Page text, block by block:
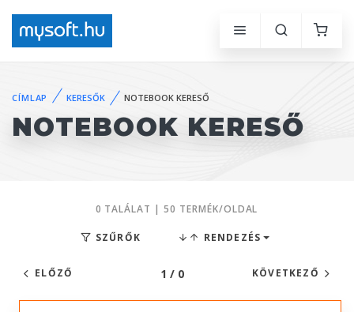
CÍMLAP KERESŐK NOTEBOOK KERESŐ
NOTEBOOK KERESŐ
0 TALÁLAT | 50 TERMÉK/OLDAL
SZŰRŐK RENDEZÉS
ELŐZŐ 1 / 0 KÖVETKEZŐ